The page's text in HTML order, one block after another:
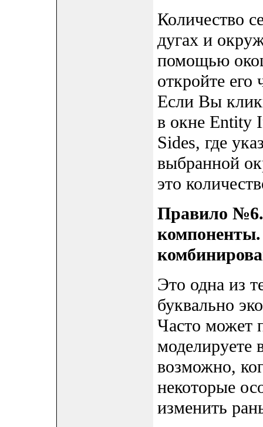
Количество
дугах и
помощью
откройте
Если Вы
в окне Entity
Sides, где
выбранной
это
Правило №6.
компоненты.
Это одна из
буквально
Часто может
моделируете
возможно,
некоторые
изменить